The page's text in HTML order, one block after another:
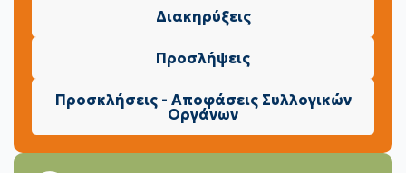
Διακηρύξεις
Προσλήψεις
Προσκλήσεις - Αποφάσεις Συλλογικών
Οργάνων